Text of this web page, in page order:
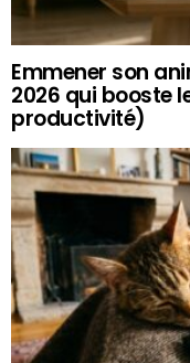
Emmener son
2026 qui booste
productivité)